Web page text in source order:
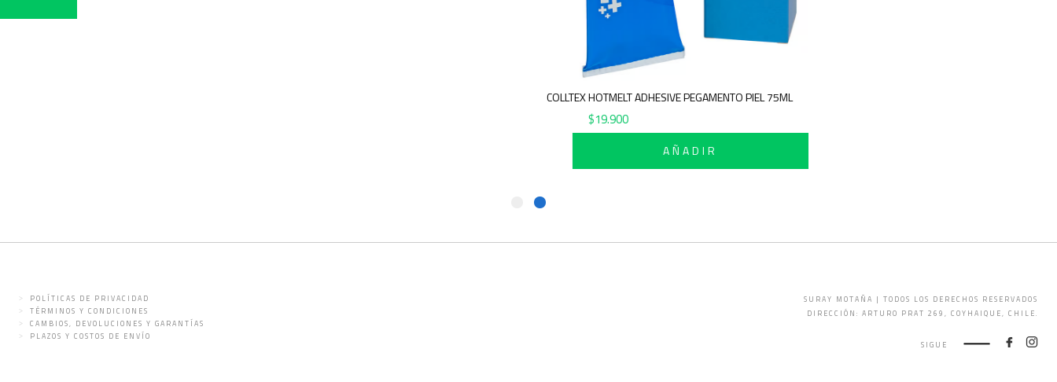
COLLTEX HOTMELT ADHESIVE PEGAMENTO PIEL 75ML
$19.900
AÑADIR
POLÍTICAS DE PRIVACIDAD
TÉRMINOS Y CONDICIONES
CAMBIOS, DEVOLUCIONES Y GARANTÍAS
PLAZOS Y COSTOS DE ENVÍO
SURAY MOTAÑA | TODOS LOS DERECHOS RESERVADOS
DIRECCIÓN: ARTURO PRAT 269, COYHAIQUE, CHILE.
SIGUE